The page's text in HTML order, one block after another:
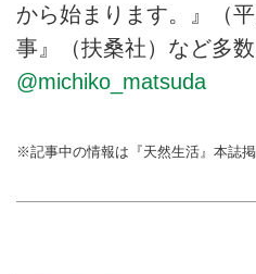
から始まります。』（
事』（扶桑社）など多
@michiko_matsuda
※記事中の情報は『天然生活』本誌